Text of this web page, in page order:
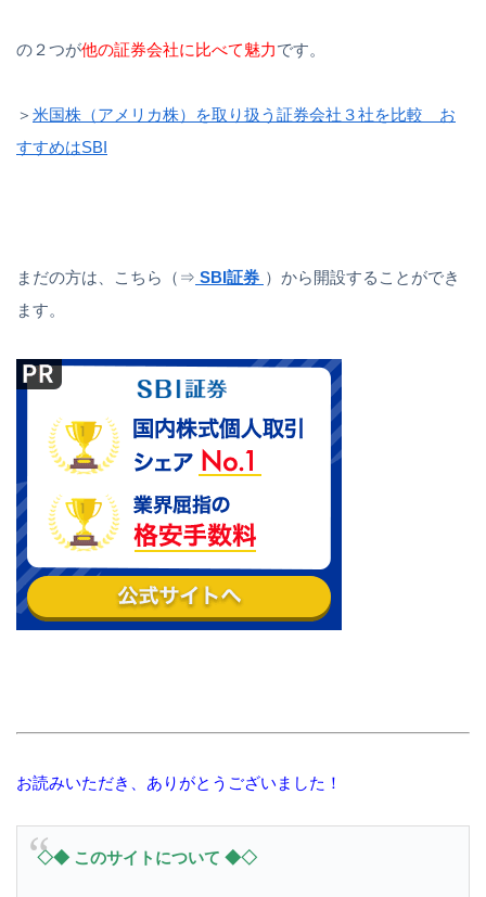
の２つが他の証券会社に比べて魅力です。
＞ 米国株（アメリカ株）を取り扱う証券会社３社を比較 お
すすめはSBI
まだの方は、こちら（⇒ SBI証券 ）から開設することができ
ます。
お読みいただき、ありがとうございました！
◇◆ このサイトについて ◆◇